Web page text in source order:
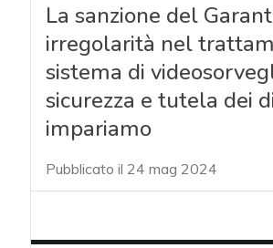
La sanzione del
irregolarità nel
sistema di
sicurezza e tutela dei
impariamo
Pubblicato il 24 mag 2024